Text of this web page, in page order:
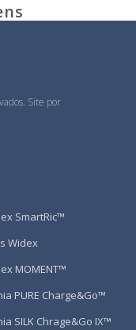
Site por
SmartRic™
Widex
MOMENT™
PURE Charge&Go™
SILK Chrage&Go IX™